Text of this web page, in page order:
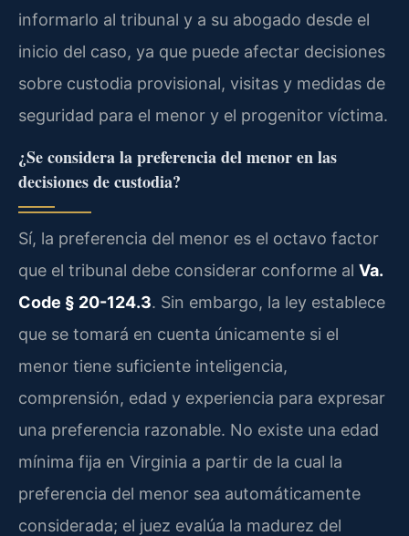
informarlo al tribunal y a su abogado desde el
inicio del caso, ya que puede afectar decisiones
sobre custodia provisional, visitas y medidas de
seguridad para el menor y el progenitor víctima.
¿Se considera la preferencia del menor en las
decisiones de custodia?
Sí, la preferencia del menor es el octavo factor
que el tribunal debe considerar conforme al Va.
Code § 20-124.3. Sin embargo, la ley establece
que se tomará en cuenta únicamente si el
menor tiene suficiente inteligencia,
comprensión, edad y experiencia para expresar
una preferencia razonable. No existe una edad
mínima fija en Virginia a partir de la cual la
preferencia del menor sea automáticamente
considerada; el juez evalúa la madurez del